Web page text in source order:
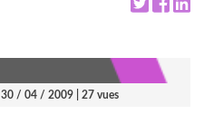
30 / 04 / 2009 | 27 vues